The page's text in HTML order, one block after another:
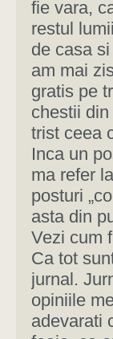
fie vara,
restul
de casa
am mai
gratis pe
chestii
trist ceea
Inca un
ma refer
posturi
asta din
Vezi cum
Ca tot
jurnal.
opiniile
adevarati